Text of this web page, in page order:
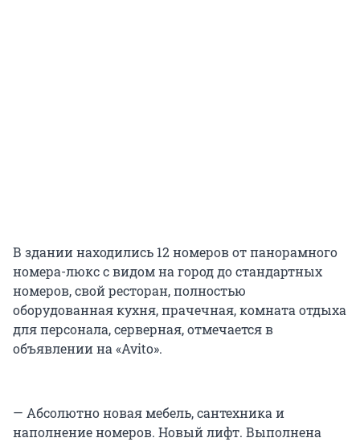
В здании находились 12 номеров от панорамного
номера-люкс с видом на город до стандартных
номеров, свой ресторан, полностью
оборудованная кухня, прачечная, комната отдыха
для персонала, серверная, отмечается в
объявлении на «Avito».
— Абсолютно новая мебель, сантехника и
наполнение номеров. Новый лифт. Выполнена